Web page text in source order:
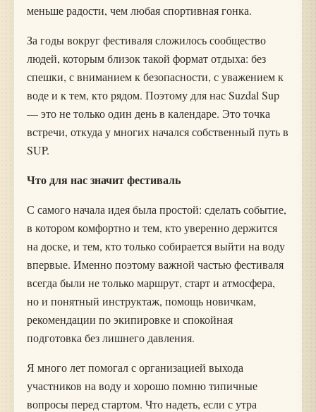
меньше радости, чем любая спортивная гонка.
За годы вокруг фестиваля сложилось сообщество
людей, которым близок такой формат отдыха: без
спешки, с вниманием к безопасности, с уважением к
воде и к тем, кто рядом. Поэтому для нас Suzdal Sup
— это не только один день в календаре. Это точка
встречи, откуда у многих начался собственный путь в
SUP.
Что для нас значит фестиваль
С самого начала идея была простой: сделать событие,
в котором комфортно и тем, кто уверенно держится
на доске, и тем, кто только собирается выйти на воду
впервые. Именно поэтому важной частью фестиваля
всегда были не только маршрут, старт и атмосфера,
но и понятный инструктаж, помощь новичкам,
рекомендации по экипировке и спокойная
подготовка без лишнего давления.
Я много лет помогал с организацией выхода
участников на воду и хорошо помню типичные
вопросы перед стартом. Что надеть, если с утра